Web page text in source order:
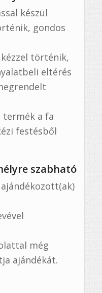
készül
gondos
történik,
eltérés
termék a fa
festésből
szabható
még
ajándékát.